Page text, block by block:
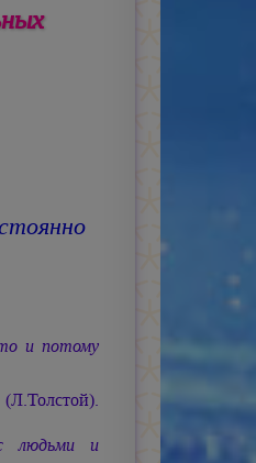
и потому
(Л.Толстой).
людьми и